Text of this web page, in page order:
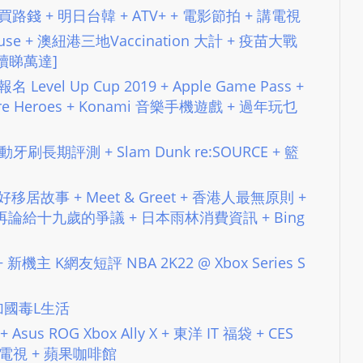
s
i
n
D
x
e
i
a
U
錢 + 明日台韓 + ATV+ + 電影節拍 + 講電視
+ 澳紐港三地Vaccination 大計 + 疫苗大戰
睇萬達]
名 Level Up Cup 2019 + Apple Game Pass +
Heroes + Konami 音樂手機遊戲 + 過年玩乜
刷長期評測 + Slam Dunk re:SOURCE + 籃
移居故事 + Meet & Greet + 香港人最無原則 +
給十九歲的爭議 + 日本雨林消費資訊 + Bing
機主 K網友短評 NBA 2K22 @ Xbox Series S
毒L生活
ROG Xbox Ally X + 東洋 IT 福袋 + CES
視 + 蘋果咖啡館